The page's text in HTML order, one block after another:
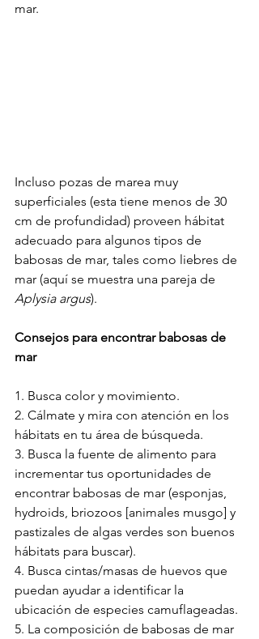
mar.
Incluso pozas de marea muy
superficiales (esta tiene menos de 30
cm de profundidad) proveen hábitat
adecuado para algunos tipos de
babosas de mar, tales como liebres de
mar (aquí se muestra una pareja de
Aplysia argus).
Consejos para encontrar babosas de
mar
1. Busca color y movimiento.
2. Cálmate y mira con atención en los
hábitats en tu área de búsqueda.
3. Busca la fuente de alimento para
incrementar tus oportunidades de
encontrar babosas de mar (esponjas,
hydroids, briozoos [animales musgo] y
pastizales de algas verdes son buenos
hábitats para buscar).
4. Busca cintas/masas de huevos que
puedan ayudar a identificar la
ubicación de especies camuflageadas.
5. La composición de babosas de mar